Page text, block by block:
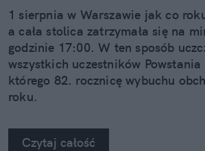
1 sierpnia w Warszawie jak co
a cała stolica zatrzymała się na
godzinie 17:00. W ten sposób
wszystkich uczestników
którego 82. rocznicę wybuchu
roku.
Czytaj całość